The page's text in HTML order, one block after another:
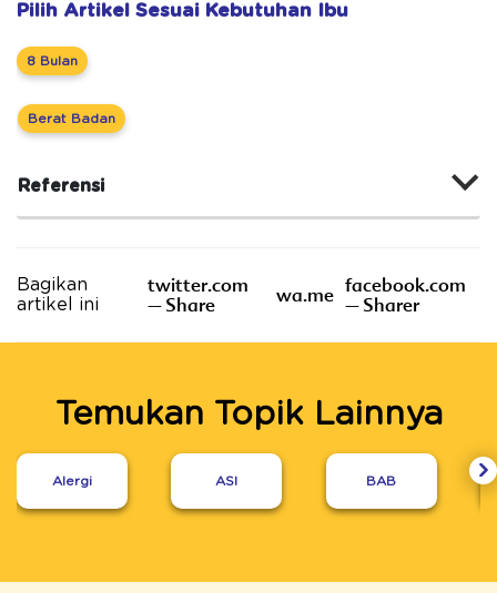
Pilih Artikel Sesuai Kebutuhan Ibu
8 Bulan
Berat Badan
Referensi
Bagikan
artikel ini
twitter.com
– Share
wa.me facebook.com
– Sharer
Temukan Topik Lainnya
Alergi ASI BAB